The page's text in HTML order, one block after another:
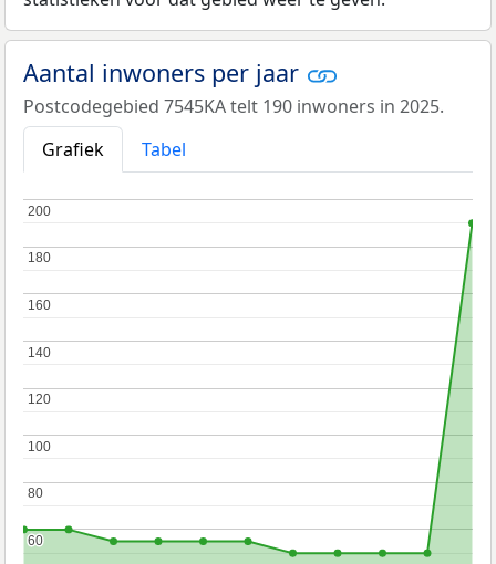
Aantal inwoners per jaar
Postcodegebied 7545KA telt 190 inwoners in 2025.
Grafiek
Tabel
60
60
80
80
100
100
120
120
140
140
160
160
180
180
200
200